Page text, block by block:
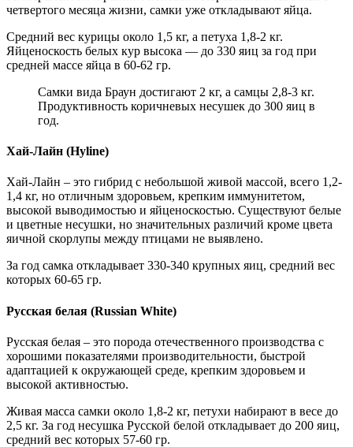
четвертого месяца жизни, самки уже откладывают яйца.
Средний вес курицы около 1,5 кг, а петуха 1,8-2 кг.
Яйценоскость белых кур высока — до 330 яиц за год при
средней массе яйца в 60-62 гр.
Самки вида Браун достигают 2 кг, а самцы 2,8-3 кг.
Продуктивность коричневых несушек до 300 яиц в
год.
Хай-Лайн (Hyline)
Хай-Лайн – это гибрид с небольшой живой массой, всего 1,2-
1,4 кг, но отличным здоровьем, крепким иммунитетом,
высокой выводимостью и яйценоскостью. Существуют белые
и цветные несушки, но значительных различий кроме цвета
яичной скорлупы между птицами не выявлено.
За год самка откладывает 330-340 крупных яиц, средний вес
которых 60-65 гр.
Русская белая (Russian White)
Русская белая – это порода отечественного производства с
хорошими показателями производительности, быстрой
адаптацией к окружающей среде, крепким здоровьем и
высокой активностью.
Живая масса самки около 1,8-2 кг, петухи набирают в весе до
2,5 кг. За год несушка Русской белой откладывает до 200 яиц,
средний вес которых 57-60 гр.